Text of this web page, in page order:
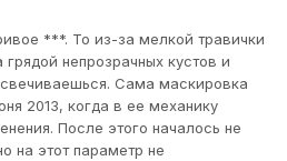
***. То из-за мелкой травички
непрозрачных кустов и
Сама маскировка
2013, когда в ее механику
После этого началось не
на этот параметр не